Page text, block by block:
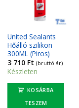
United Sealants
Hőálló szilikon
300ML (Piros)
3 710 Ft (bruttó ár)
Készleten
KOSÁRBA
TESZEM